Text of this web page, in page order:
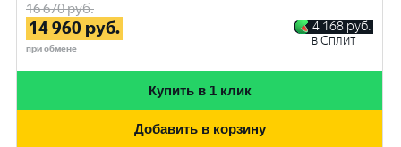
16 670руб.
14 960 руб.
при обмене
4 168 руб.
в Сплит
Купить в 1 клик
Добавить в корзину